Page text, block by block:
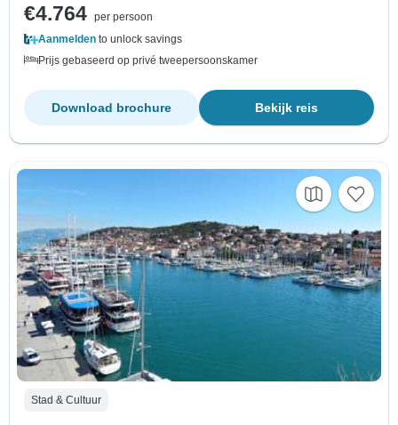
€4.764 per persoon
Aanmelden to unlock savings
Prijs gebaseerd op privé tweepersoonskamer
Bekijk reis
Download brochure
Stad & Cultuur